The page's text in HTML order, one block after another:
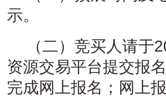
示。
（二）竞买人请
资源交易平台提交报
完成网上报名；网上